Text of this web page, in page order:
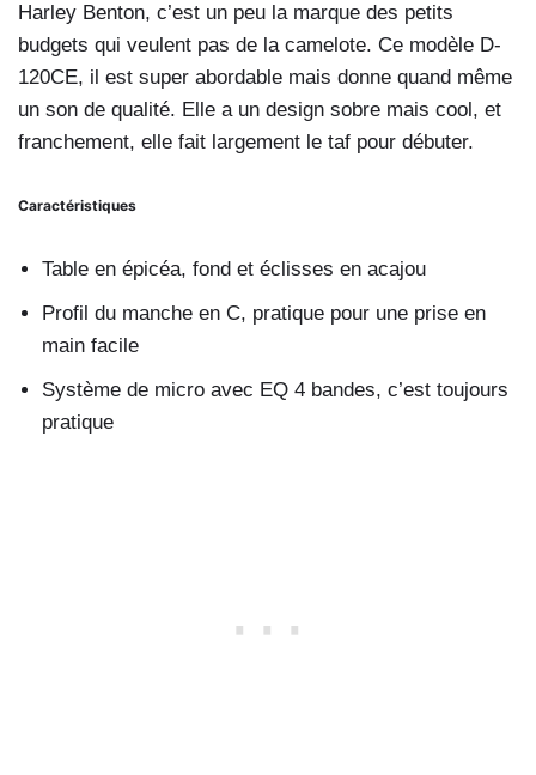
Harley Benton, c’est un peu la marque des petits
budgets qui veulent pas de la camelote. Ce modèle D-
120CE, il est super abordable mais donne quand même
un son de qualité. Elle a un design sobre mais cool, et
franchement, elle fait largement le taf pour débuter.
Caractéristiques
Table en épicéa, fond et éclisses en acajou
Profil du manche en C, pratique pour une prise en
main facile
Système de micro avec EQ 4 bandes, c’est toujours
pratique